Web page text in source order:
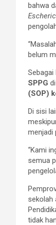
bahwa
belum
Sebagai
SPPG
(SOP)
Di sisi
menjadi
“Kami
semua
sekolah
tidak